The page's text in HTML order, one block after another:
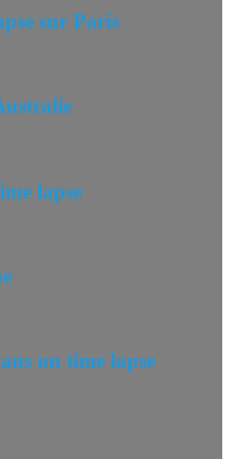
sur Paris
lapse
un time lapse